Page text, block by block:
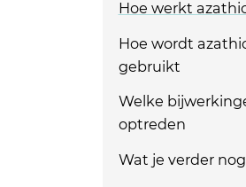
Hoe werkt
Hoe wordt
gebruikt
Welke
optreden
Wat je verder